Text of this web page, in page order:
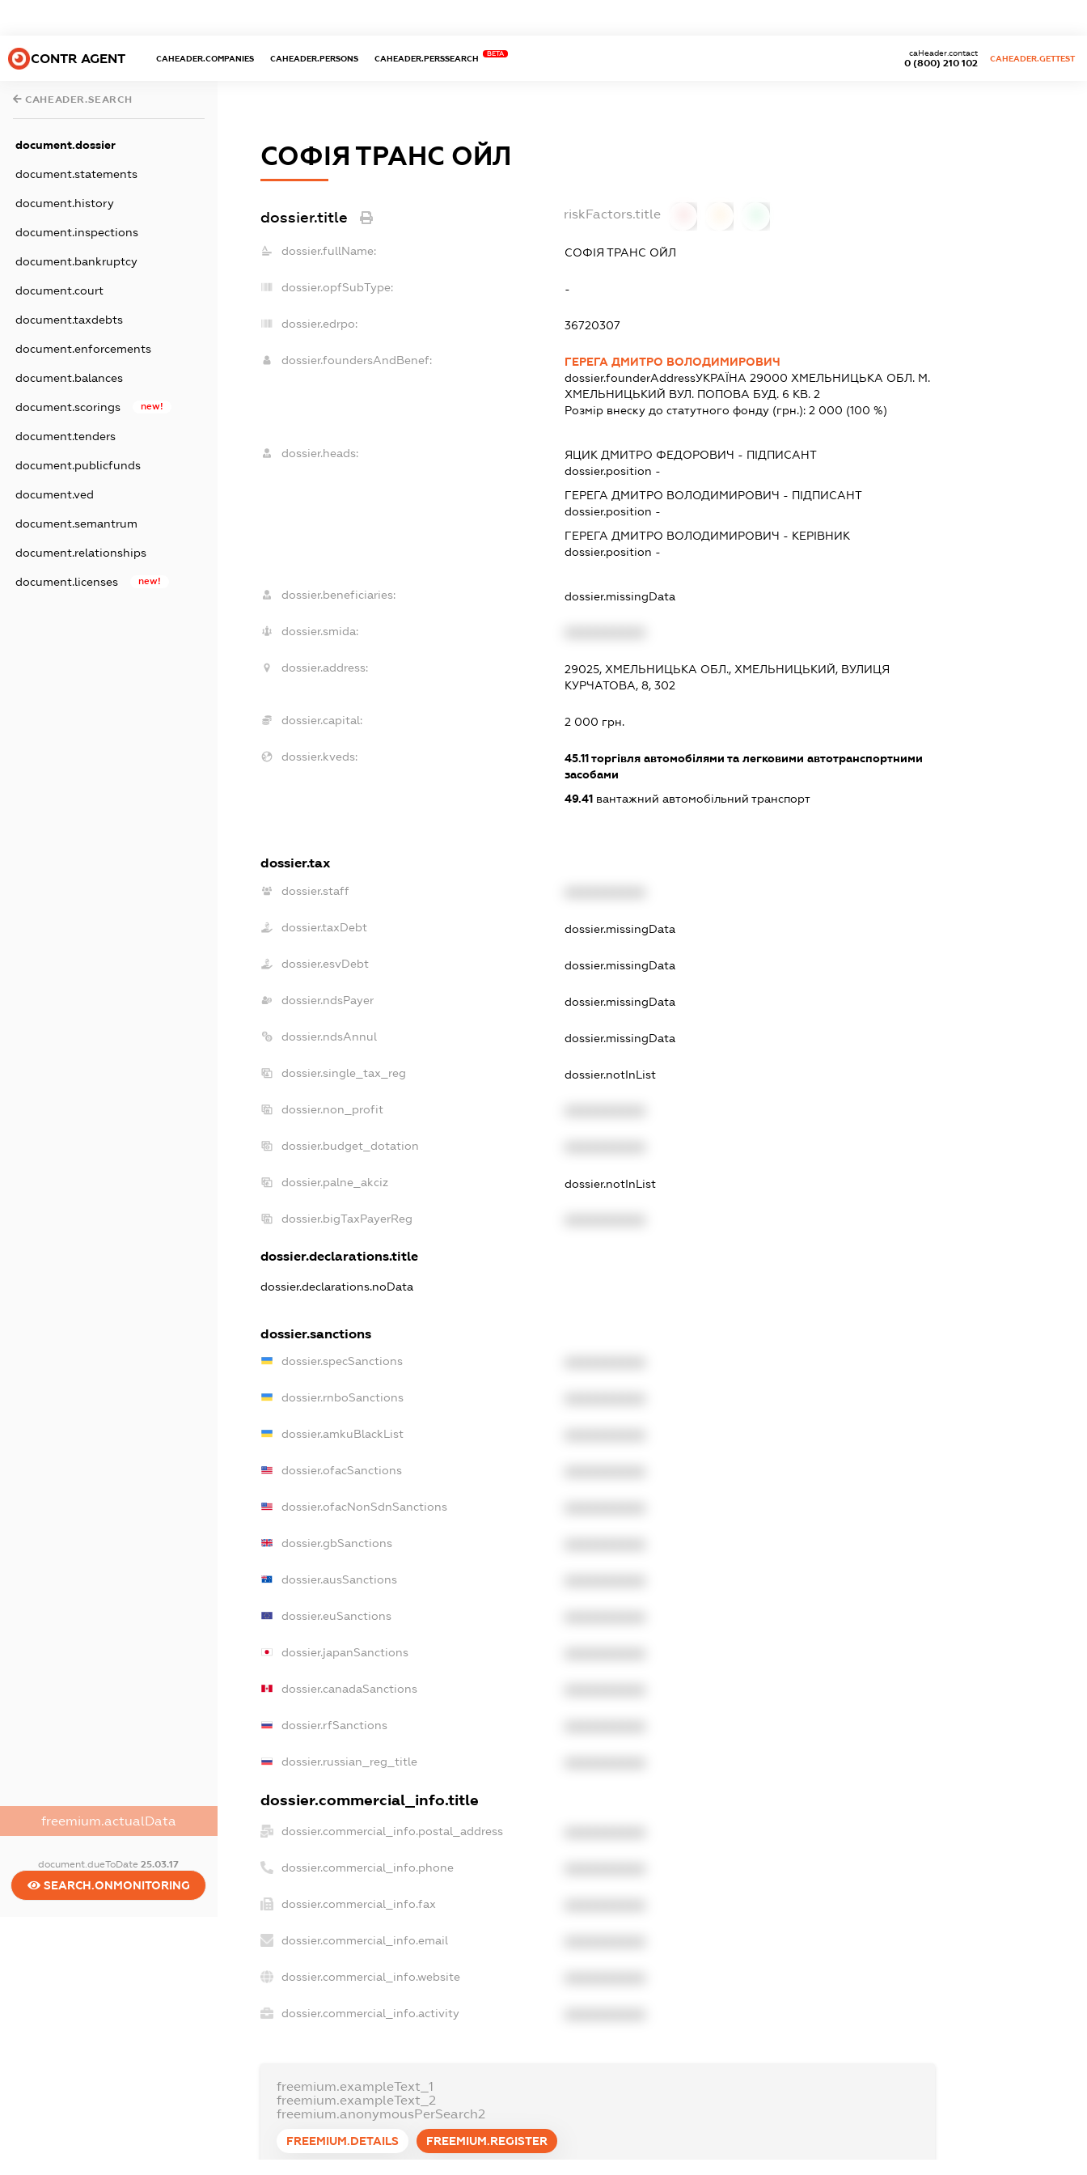
CONTR AGENT CAHEADER.COMPANIES CAHEADER.PERSONS CAHEADER.PERSSEARCH
BETA
0 (800) 210 102
caHeader.contact
CAHEADER.GETTEST
CAHEADER.SEARCH
document.dossier
document.statements
document.history
document.inspections
document.bankruptcy
document.court
document.taxdebts
document.enforcements
document.balances
document.scorings new!
document.tenders
document.publicfunds
document.ved
document.semantrum
document.relationships
document.licenses new!
freemium.actualData
document.dueToDate25.03.17
SEARCH.ONMONITORING
СОФІЯ ТРАНС ОЙЛ
dossier.title riskFactors.title
dossier.fullName: СОФІЯ ТРАНС ОЙЛ
dossier.opfSubType: -
dossier.edrpo: 36720307
dossier.foundersAndBenef:
ГЕРЕГА ДМИТРО ВОЛОДИМИРОВИЧ
dossier.founderAddressУКРАЇНА 29000 ХМЕЛЬНИЦЬКА ОБЛ. М.
ХМЕЛЬНИЦЬКИЙ ВУЛ. ПОПОВА БУД. 6 КВ. 2
Розмір внеску до статутного фонду (грн.): 2 000 (100 %)
dossier.heads: ЯЦИК ДМИТРО ФЕДОРОВИЧ - ПІДПИСАНТ
dossier.position -
ГЕРЕГА ДМИТРО ВОЛОДИМИРОВИЧ - ПІДПИСАНТ
dossier.position -
ГЕРЕГА ДМИТРО ВОЛОДИМИРОВИЧ - КЕРІВНИК
dossier.position -
dossier.beneficiaries: dossier.missingData
dossier.smida:
dossier.address:
29025, ХМЕЛЬНИЦЬКА ОБЛ., ХМЕЛЬНИЦЬКИЙ, ВУЛИЦЯ
КУРЧАТОВА, 8, 302
dossier.capital: 2 000 грн.
dossier.kveds: 45.11торгівля автомобілями та легковими автотранспортними
засобами
49.41вантажний автомобільний транспорт
dossier.tax
dossier.staff
dossier.taxDebt dossier.missingData
dossier.esvDebt dossier.missingData
dossier.ndsPayer dossier.missingData
dossier.ndsAnnul dossier.missingData
dossier.single_tax_reg dossier.notInList
dossier.non_profit
dossier.budget_dotation
dossier.palne_akciz dossier.notInList
dossier.bigTaxPayerReg
dossier.declarations.title
dossier.declarations.noData
dossier.sanctions
dossier.specSanctions
dossier.rnboSanctions
dossier.amkuBlackList
dossier.ofacSanctions
dossier.ofacNonSdnSanctions
dossier.gbSanctions
dossier.ausSanctions
dossier.euSanctions
dossier.japanSanctions
dossier.canadaSanctions
dossier.rfSanctions
dossier.russian_reg_title
dossier.commercial_info.title
dossier.commercial_info.postal_address
dossier.commercial_info.phone
dossier.commercial_info.fax
dossier.commercial_info.email
dossier.commercial_info.website
dossier.commercial_info.activity
freemium.exampleText_1
freemium.exampleText_2
freemium.anonymousPerSearch2
FREEMIUM.DETAILS FREEMIUM.REGISTER